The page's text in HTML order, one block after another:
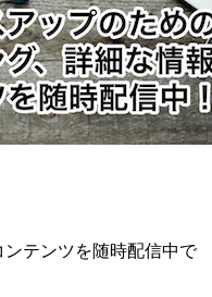
テンツを随時配信中で